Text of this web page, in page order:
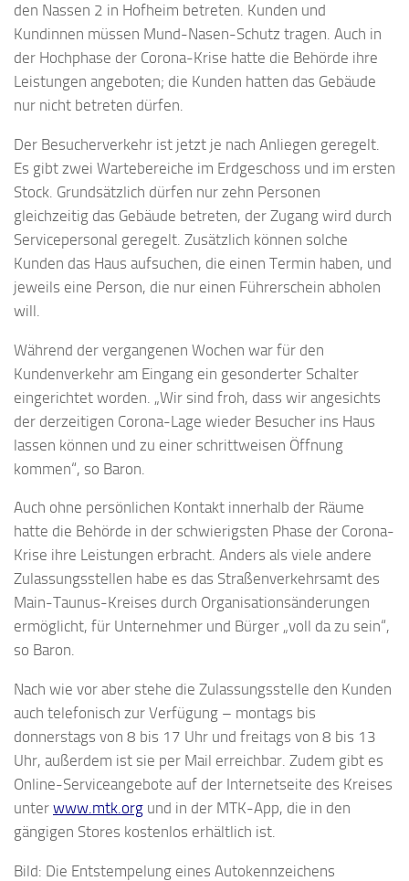
den Nassen 2 in Hofheim betreten. Kunden und
Kundinnen müssen Mund-Nasen-Schutz tragen. Auch in
der Hochphase der Corona-Krise hatte die Behörde ihre
Leistungen angeboten; die Kunden hatten das Gebäude
nur nicht betreten dürfen.
Der Besucherverkehr ist jetzt je nach Anliegen geregelt.
Es gibt zwei Wartebereiche im Erdgeschoss und im ersten
Stock. Grundsätzlich dürfen nur zehn Personen
gleichzeitig das Gebäude betreten, der Zugang wird durch
Servicepersonal geregelt. Zusätzlich können solche
Kunden das Haus aufsuchen, die einen Termin haben, und
jeweils eine Person, die nur einen Führerschein abholen
will.
Während der vergangenen Wochen war für den
Kundenverkehr am Eingang ein gesonderter Schalter
eingerichtet worden. „Wir sind froh, dass wir angesichts
der derzeitigen Corona-Lage wieder Besucher ins Haus
lassen können und zu einer schrittweisen Öffnung
kommen“, so Baron.
Auch ohne persönlichen Kontakt innerhalb der Räume
hatte die Behörde in der schwierigsten Phase der Corona-
Krise ihre Leistungen erbracht. Anders als viele andere
Zulassungsstellen habe es das Straßenverkehrsamt des
Main-Taunus-Kreises durch Organisationsänderungen
ermöglicht, für Unternehmer und Bürger „voll da zu sein“,
so Baron.
Nach wie vor aber stehe die Zulassungsstelle den Kunden
auch telefonisch zur Verfügung – montags bis
donnerstags von 8 bis 17 Uhr und freitags von 8 bis 13
Uhr, außerdem ist sie per Mail erreichbar. Zudem gibt es
Online-Serviceangebote auf der Internetseite des Kreises
unter www.mtk.org und in der MTK-App, die in den
gängigen Stores kostenlos erhältlich ist.
Bild: Die Entstempelung eines Autokennzeichens